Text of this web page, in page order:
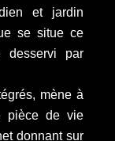
et jardin
se situe ce
desservi par
mène à
pièce de vie
donnant sur